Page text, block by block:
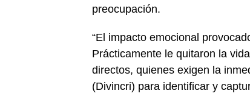
preocupación.
“El impacto emocional
Prácticamente le quitaron la
directos, quienes exigen la
(Divincri) para identificar y